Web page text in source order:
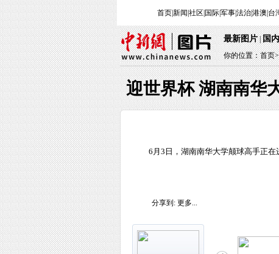
首页|新闻 社区 国际|军事|法治|港澳 台
最新图片|国内
你的位置：首页
迎世界杯 湖南南华
6月3日，湖南南华大学颠球高手正
分享到: 更多...